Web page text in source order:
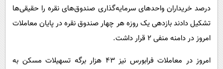
درصد خریداران واحدهای سرمایه‌گذاری صندوق‌های نقره را حقیقی‌ها
تشکیل دادند بازدهی یک روزه هر چهار صندوق نقره در پایان معاملات
امروز در دامنه منفی ۲ قرار داشت.
امروز در معاملات فرابورس نیز ۴۳ هزار برگه تسهیلات مسکن به